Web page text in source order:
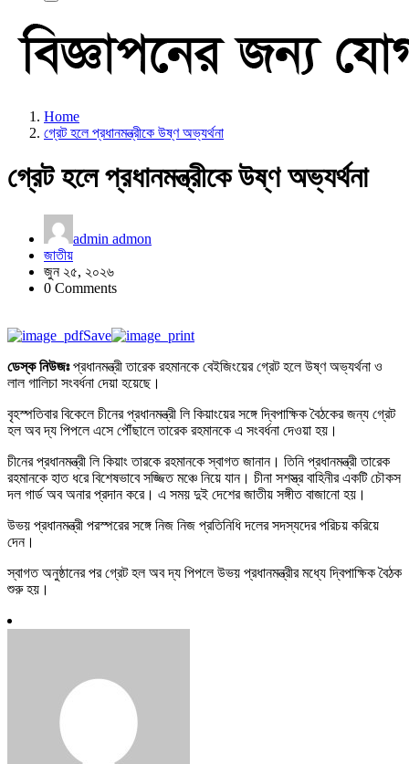
Home
গ্রেট হলে প্রধানমন্ত্রীকে উষ্ণ অভ্যর্থনা
গ্রেট হলে প্রধানমন্ত্রীকে উষ্ণ অভ্যর্থনা
admin admon
জাতীয়
জুন ২৫, ২০২৬
0 Comments
Save
ডেস্ক নিউজঃপ্রধানমন্ত্রী তারেক রহমানকে বেইজিংয়ের গ্রেট হলে উষ্ণ অভ্যর্থনা ও
লাল গালিচা সংবর্ধনা দেয়া হয়েছে।
বৃহস্পতিবার বিকেলে চীনের প্রধানমন্ত্রী লি কিয়াংয়ের সঙ্গে দ্বিপাক্ষিক বৈঠকের জন্য গ্রেট
হল অব দ্য পিপলে এসে পৌঁছালে তারেক রহমানকে এ সংবর্ধনা দেওয়া হয়।
চীনের প্রধানমন্ত্রী লি কিয়াং তারকে রহমানকে স্বাগত জানান। তিনি প্রধানমন্ত্রী তারেক
রহমানকে হাত ধরে বিশেষভাবে সজ্জিত মঞ্চে নিয়ে যান। চীনা সশস্ত্র বাহিনীর একটি চৌকস
দল গার্ড অব অনার প্রদান করে। এ সময় দুই দেশের জাতীয় সঙ্গীত বাজানো হয়।
উভয় প্রধানমন্ত্রী পরস্পরের সঙ্গে নিজ নিজ প্রতিনিধি দলের সদস্যদের পরিচয় করিয়ে
দেন।
স্বাগত অনুষ্ঠানের পর গ্রেট হল অব দ্য পিপলে উভয় প্রধানমন্ত্রীর মধ্যে দ্বিপাক্ষিক বৈঠক
শুরু হয়।